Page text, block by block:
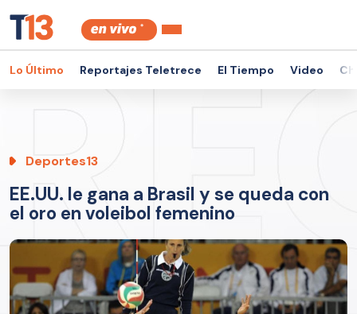
Lo Último Reportajes Teletrece El Tiempo Video
Deportes13
EE.UU. le gana a Brasil y se queda con
el oro en voleibol femenino